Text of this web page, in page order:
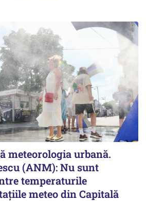
meteorologia urbană.
(ANM): Nu sunt
temperaturile
meteo din Capitală